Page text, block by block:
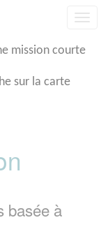
mission courte
sur la carte
basée à